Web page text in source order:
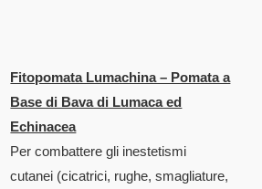
Fitopomata Lumachina – Pomata a
Base di Bava di Lumaca ed
Echinacea
Per combattere gli inestetismi
cutanei (cicatrici, rughe, smagliature,